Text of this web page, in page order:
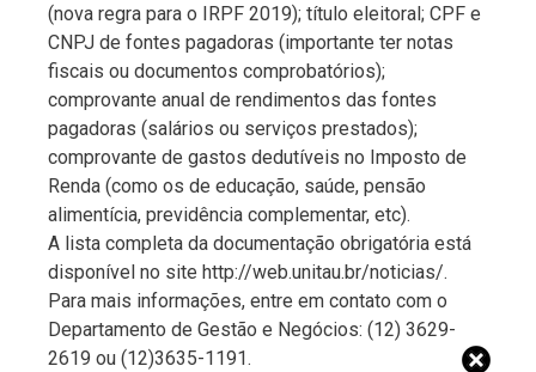
(nova regra para o IRPF 2019); título eleitoral; CPF e
CNPJ de fontes pagadoras (importante ter notas
fiscais ou documentos comprobatórios);
comprovante anual de rendimentos das fontes
pagadoras (salários ou serviços prestados);
comprovante de gastos dedutíveis no Imposto de
Renda (como os de educação, saúde, pensão
alimentícia, previdência complementar, etc).
A lista completa da documentação obrigatória está
disponível no site http://web.unitau.br/noticias/.
Para mais informações, entre em contato com o
Departamento de Gestão e Negócios: (12) 3629-
2619 ou (12)3635-1191.